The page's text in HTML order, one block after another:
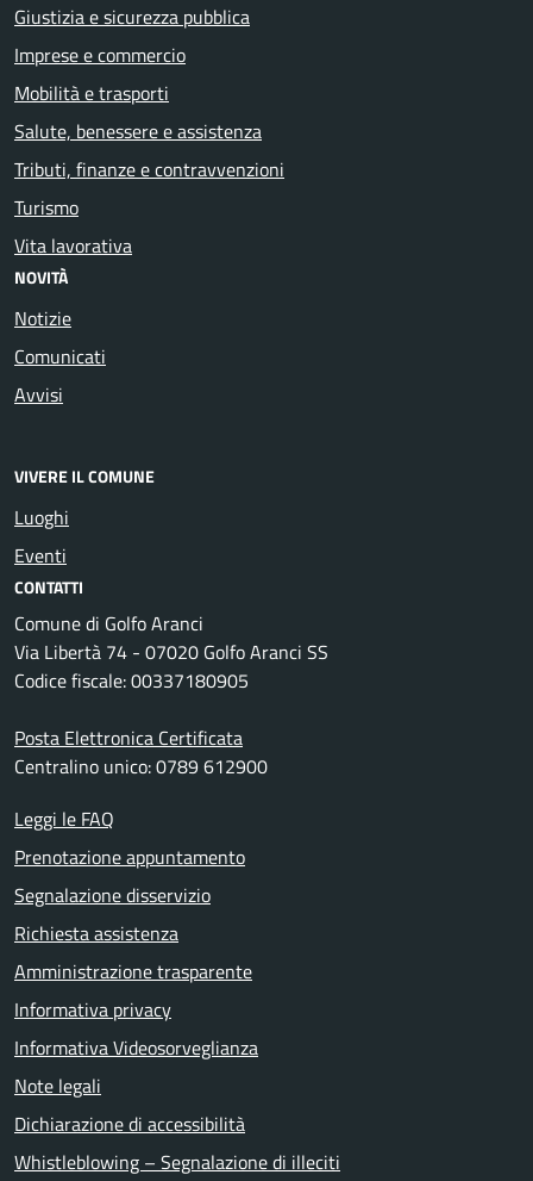
Giustizia e sicurezza pubblica
Imprese e commercio
Mobilità e trasporti
Salute, benessere e assistenza
Tributi, finanze e contravvenzioni
Turismo
Vita lavorativa
NOVITÀ
Notizie
Comunicati
Avvisi
VIVERE IL COMUNE
Luoghi
Eventi
CONTATTI
Comune di Golfo Aranci
Via Libertà 74 - 07020 Golfo Aranci SS
Codice fiscale: 00337180905
Posta Elettronica Certificata
Centralino unico: 0789 612900
Leggi le FAQ
Prenotazione appuntamento
Segnalazione disservizio
Richiesta assistenza
Amministrazione trasparente
Informativa privacy
Informativa Videosorveglianza
Note legali
Dichiarazione di accessibilità
Whistleblowing – Segnalazione di illeciti